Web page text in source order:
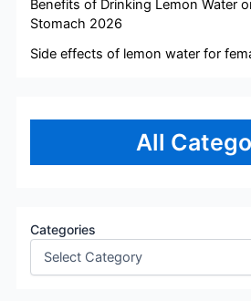
Benefits of Drinking Lemon Water
Stomach 2026
Side effects of lemon water for
All
Categories